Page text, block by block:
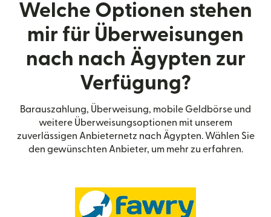
Welche Optionen stehen
mir für Überweisungen
nach nach Ägypten zur
Verfügung?
Barauszahlung, Überweisung, mobile Geldbörse und
weitere Überweisungsoptionen mit unserem
zuverlässigen Anbieternetz nach Ägypten. Wählen Sie
den gewünschten Anbieter, um mehr zu erfahren.